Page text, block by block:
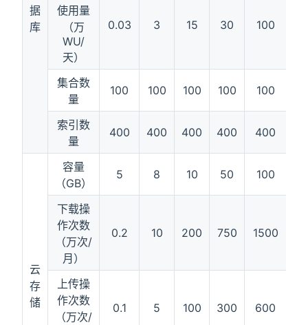
据
库
使用量
（万
WU/
天）
0.03 3 15 30 100
集合数
量
100 100 100 100 100
索引数
量
400 400 400 400 400
云
存
储
容量
（GB）
5 8 10 50 100
下载操
作次数
（万次/
月）
0.2 10 200 750 1500
上传操
作次数
（万次/
0.1 5 100 300 600